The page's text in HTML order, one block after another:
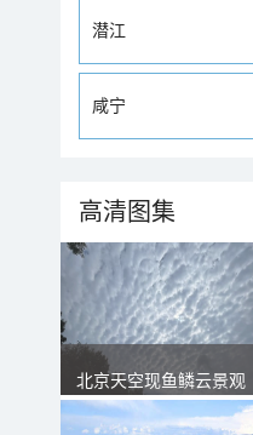
潜江
咸宁
高清图集
北京天空现鱼鳞云景观